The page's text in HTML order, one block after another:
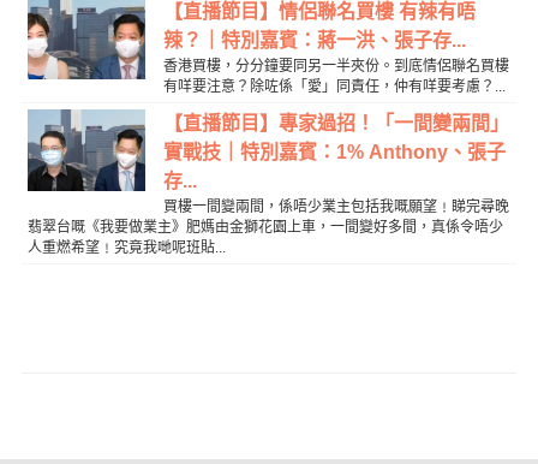
【直播節目】情侶聯名買樓 有辣有唔
辣？｜特別嘉賓：蔣一洪、張子存...
香港買樓，分分鐘要同另一半夾份。到底情侶聯名買樓
有咩要注意？除咗係「愛」同責任，仲有咩要考慮？...
【直播節目】專家過招！「一間變兩間」
實戰技｜特別嘉賓：1% Anthony、張子
存...
買樓一間變兩間，係唔少業主包括我嘅願望﹗睇完尋晚
翡翠台嘅《我要做業主》肥媽由金獅花園上車，一間變好多間，真係令唔少
人重燃希望﹗究竟我哋呢班貼...